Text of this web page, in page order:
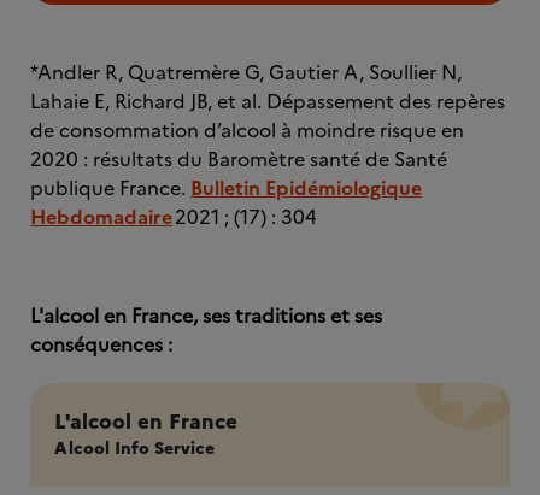
*Andler R, Quatremère G, Gautier A, Soullier N,
Lahaie E, Richard JB, et al. Dépassement des repères
de consommation d’alcool à moindre risque en
2020 : résultats du Baromètre santé de Santé
publique France. Bulletin Epidémiologique
Hebdomadaire2021 ; (17) : 304
L'alcool en France, ses traditions et ses
conséquences :
L'alcool en France
Alcool Info Service